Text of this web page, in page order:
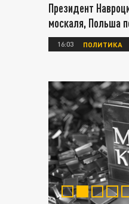
Президент
москаля, Польша
16:03 ПОЛИТИКА